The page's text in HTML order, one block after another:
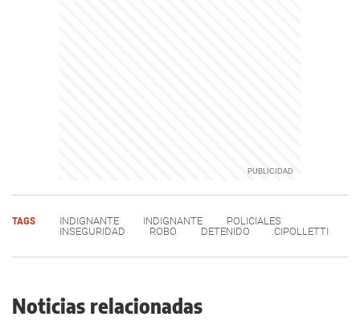
TAGS INDIGNANTE INDIGNANTE
POLICIALES
INSEGURIDAD
ROBO DETENIDO CIPOLLETTI
Noticias relacionadas